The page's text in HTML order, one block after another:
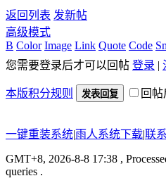
返回列表 发新帖
高级模式
B Color Image Link Quote Code
您需要登录后才可以回帖 登录 |
本版积分规则 发表回复 回
一键重装系统|雨人系统下载|联
GMT+8, 2026-8-8 17:38 ,
queries .